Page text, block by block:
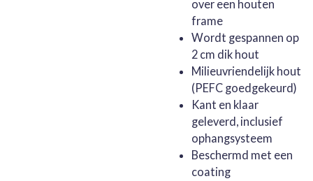
over een houten
frame
Wordt gespannen op
2 cm dik hout
Milieuvriendelijk hout
(PEFC goedgekeurd)
Kant en klaar
geleverd, inclusief
ophangsysteem
Beschermd met een
coating